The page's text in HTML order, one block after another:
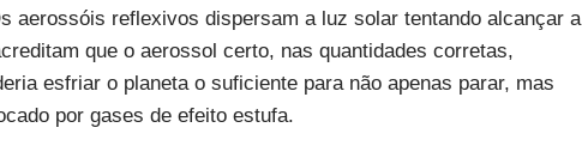
aerossóis reflexivos dispersam a luz solar tentando alcançar a
que o aerossol certo, nas quantidades corretas,
esfriar o planeta o suficiente para não apenas parar, mas
por gases de efeito estufa.